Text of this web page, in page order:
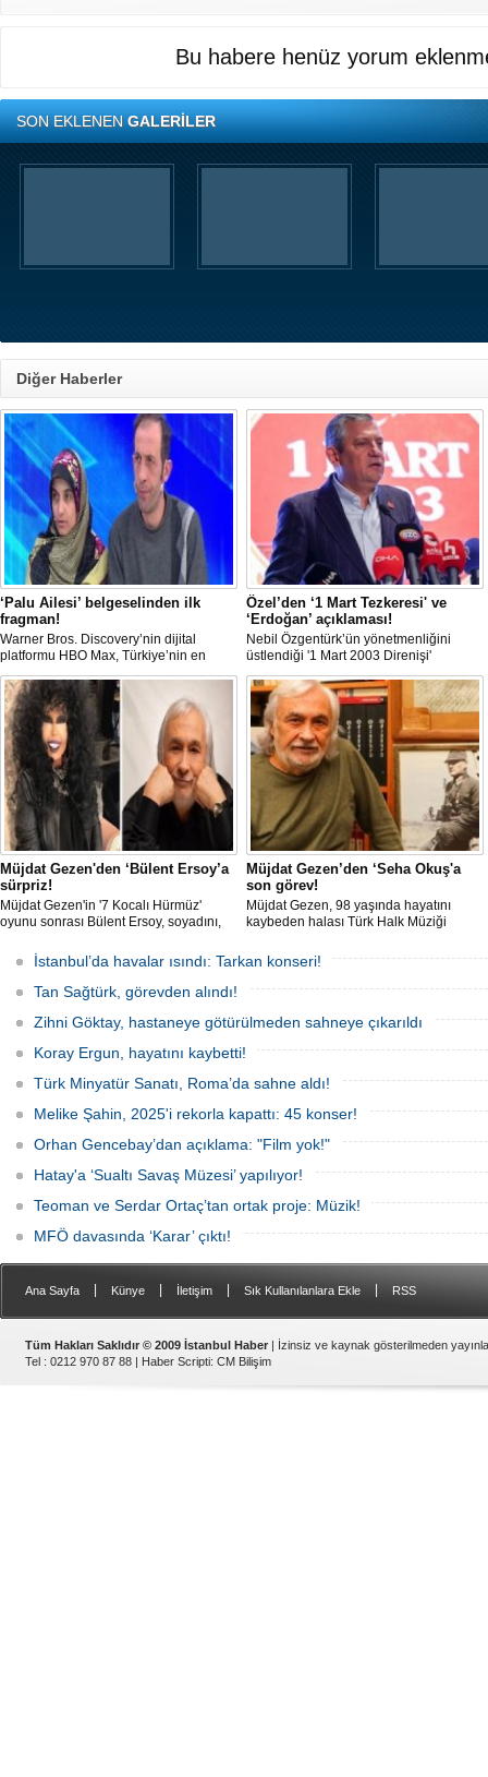
Bu habere henüz yorum
SON EKLENENGALERİLER
Diğer Haberler
‘Palu Ailesi’ belgeselinden ilk
fragman!
Warner Bros. Discovery’nin dijital
platformu HBO Max, Türkiye’nin en
sarsıcı kriminal vakalarından biri olan
Palu Ailesi dosyasını yeniden gündeme
taşıyor. Belgeselden fragman gelirken,
müebbet hapis cezası alan Tuncer
Ustael'in yıllar sonra konuşması sosyal
medyada gündem oldu.
Özel’den ‘1 Mart Tezkeresi' ve
‘Erdoğan’ açıklaması!
Nebil Özgentürk’ün yönetmenliğini
üstlendiği '1 Mart 2003 Direnişi'
belgeselinin ilk gösterimine katılan
Özgür Özel, burada “Yine aynı Amerika;
bu sefer Trump, yine masum çocuklar
bombardımanla öldürülürken,
Müslüman kanı dökülürken bugün
Türkiye’de yine o gün Irak’ta
yaşananlara "Evet" diyen Recep Tayyip
Erdoğan iktidarda" açıklamasında
bulundu.
Müjdat Gezen'den ‘Bülent Ersoy’a
sürpriz!
Müjdat Gezen'in '7 Kocalı Hürmüz'
oyunu sonrası Bülent Ersoy, soyadını,
"Müjdat, 'Erkoç çok sert geldi, biraz
yumuşatalım' dedi. Halbuki ben zaten
yumuşaktım" ifadelerini kullandı. Öte
yandan Müjdat Gezen de Gırgıriye'nin
assolistinin Ersoy olacağını açıkladı.
Müjdat Gezen’den ‘Seha Okuş'a
son görev!
Müjdat Gezen, 98 yaşında hayatını
kaybeden halası Türk Halk Müziği
katıldı. Taziye dileklerini ilettikten sonra
rahatsızlığı nedeniyle alandan ayrılan
usta oyuncunun maske taktığı görüldü.
İstanbul’da havalar ısındı: Tarkan konseri!
Tan Sağtürk, görevden alındı!
Zihni Göktay, hastaneye götürülmeden sahneye çıkarıldı
Koray Ergun, hayatını kaybetti!
Türk Minyatür Sanatı, Roma’da sahne aldı!
Melike Şahin, 2025'i rekorla kapattı: 45 konser!
Orhan Gencebay’dan açıklama: "Film yok!"
Hatay'a ‘Sualtı Savaş Müzesi’ yapılıyor!
Teoman ve Serdar Ortaç’tan ortak proje: Müzik!
MFÖ davasında ‘Karar’ çıktı!
Ana Sayfa Künye İletişim Sık Kullanılanlara Ekle RSS
Tüm Hakları Saklıdır © 2009 İstanbul Haber | İzinsiz ve kaynak gösterilmeden
Tel : 0212 970 87 88 | Haber Scripti: CM Bilişim